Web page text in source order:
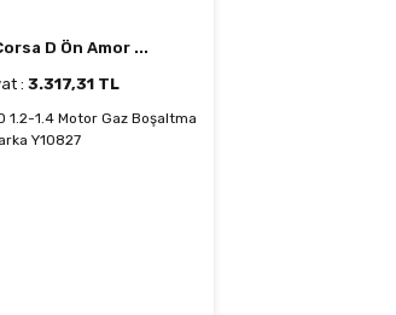
D Ön Amor ...
: 3.317,31 TL